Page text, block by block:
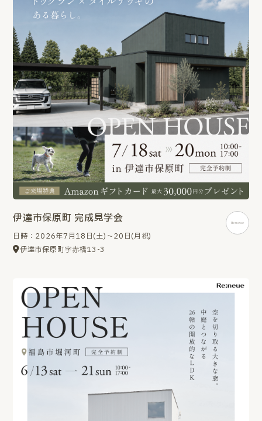
伊達市保原町 完成見学会
日時：2026年7月18日(土)～20日(月祝)
伊達市保原町字赤橋13-3